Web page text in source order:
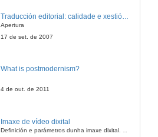
Como se invirten as datas dos solsticios
Apertura
17 de set. de 2007
What is postmodernism?
4 de out. de 2011
Imaxe de vídeo dixital
Definición e parámetros dunha imaxe dixital. Resolución e Aspecto. Profundidade da cor. Compresión. Frame por segundo. Entrelazado. Campos, cadros